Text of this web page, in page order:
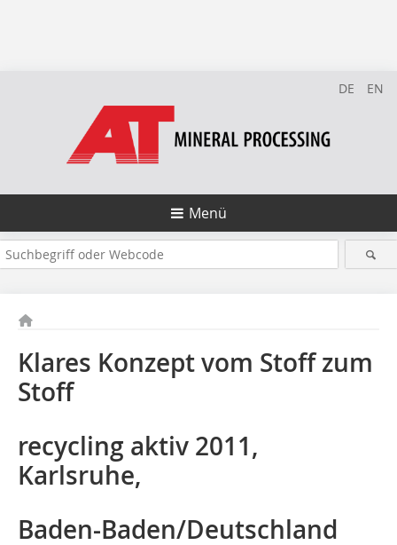
DE EN
Menü
Klares Konzept vom Stoff zum
Stoff
recycling aktiv 2011,
Karlsruhe,
Baden-Baden/Deutschland